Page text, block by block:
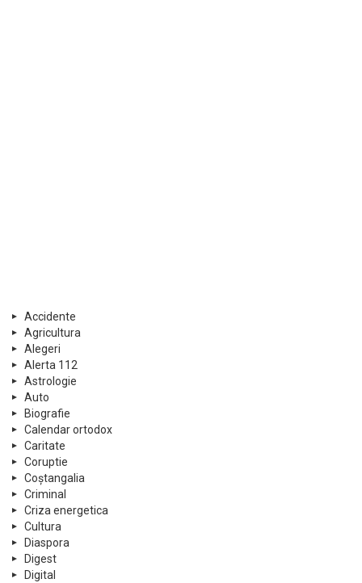
Accidente
Agricultura
Alegeri
Alerta 112
Astrologie
Auto
Biografie
Calendar ortodox
Caritate
Coruptie
Coștangalia
Criminal
Criza energetica
Cultura
Diaspora
Digest
Digital